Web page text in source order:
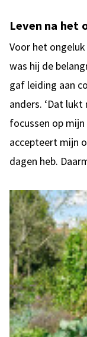
Leven na het
Voor het
was hij de
gaf leiding aan
anders. ‘Dat
focussen op
accepteert mijn
dagen heb.